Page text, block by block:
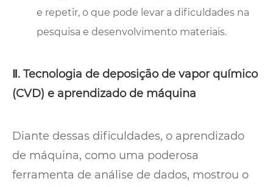
e repetir, o que pode levar a dificuldades na
pesquisa e desenvolvimento materiais.
Ⅱ. Tecnologia de deposição de vapor químico
(CVD) e aprendizado de máquina
Diante dessas dificuldades, o aprendizado
de máquina, como uma poderosa
ferramenta de análise de dados, mostrou o